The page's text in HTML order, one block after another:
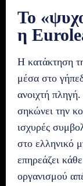
Το
η
Η κατάκτηση
μέσα στο
ανοιχτή
σηκώνει την
ισχυρές
στο ελληνικό
επηρεάζει
οργανισμού